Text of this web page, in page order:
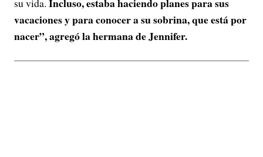
su vida.
vacaciones y para conocer a su sobrina, que está por
nacer”, agregó la hermana de Jennifer.